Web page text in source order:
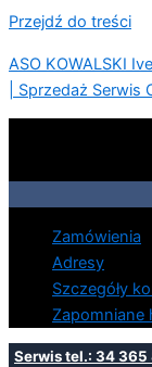
Przejdź do treści
ASO KOWALSKI
| Sprzedaż Serwis
Zamówienia
Adresy
Szczegóły
Zapomniane
Serwis tel.: 34 365